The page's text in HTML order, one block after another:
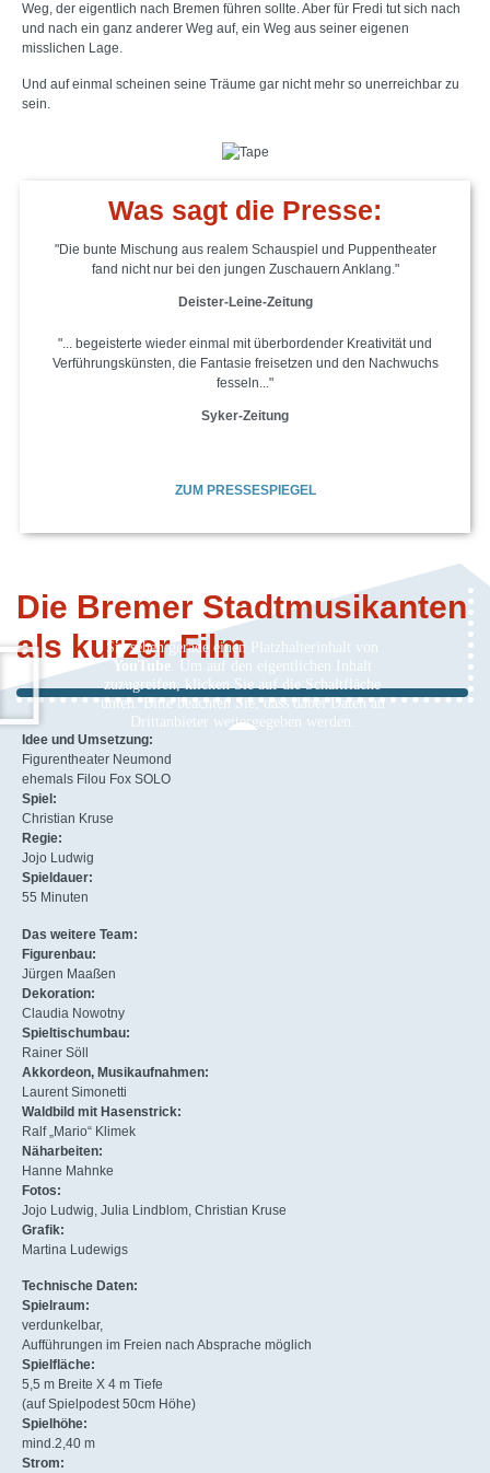
Weg, der eigentlich nach Bremen führen sollte. Aber für Fredi tut sich nach
und nach ein ganz anderer Weg auf, ein Weg aus seiner eigenen
misslichen Lage.
Und auf einmal scheinen seine Träume gar nicht mehr so unerreichbar zu
sein.
Was sagt die Presse:
"Die bunte Mischung aus realem Schauspiel und Puppentheater
fand nicht nur bei den jungen Zuschauern Anklang."
Deister-Leine-Zeitung​
"... begeisterte wieder einmal mit überbordender Kreativität und
Verführungskünsten, die Fantasie freisetzen und den Nachwuchs
fesseln..."​
Syker-Zeitung​
ZUM PRESSESPIEGEL
Die Bremer Stadtmusikanten
als kurzer Film
Sie sehen gerade einen Platzhalterinhalt von
YouTube . Um auf den eigentlichen Inhalt
zuzugreifen, klicken Sie auf die Schaltfläche
unten. Bitte beachten Sie, dass dabei Daten an
Drittanbieter weitergegeben werden.
Idee und Umsetzung:
Figurentheater Neumond
ehemals Filou Fox SOLO
Spiel:
Christian Kruse
Regie:
Jojo Ludwig
Spieldauer:
55 Minuten
Das weitere Team:
Figurenbau:
Jürgen Maaßen
Dekoration:
Claudia Nowotny
Spieltischumbau:
Rainer Söll
Akkordeon, Musikaufnahmen:
Laurent Simonetti
Waldbild mit Hasenstrick:
Ralf „Mario“ Klimek
Näharbeiten:
Hanne Mahnke
Fotos:
Jojo Ludwig, Julia Lindblom, Christian Kruse
Grafik:
Martina Ludewigs
Technische Daten:
Spielraum:
verdunkelbar,
Aufführungen im Freien nach Absprache möglich
Spielfläche:
5,5 m Breite X 4 m Tiefe
(auf Spielpodest 50cm Höhe)
Spielhöhe:
mind.2,40 m
Strom: